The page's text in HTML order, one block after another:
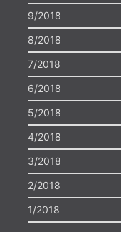
9/2018
8/2018
7/2018
6/2018
5/2018
4/2018
3/2018
2/2018
1/2018